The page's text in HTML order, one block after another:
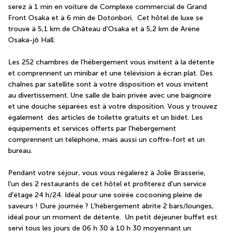
serez à 1 min en voiture de Complexe commercial de Grand
Front Osaka et à 6 min de Dotonbori.  Cet hôtel de luxe se
trouve à 5,1 km de Château d'Osaka et à 5,2 km de Arène
Osaka-jō Hall.
Les 252 chambres de l'hébergement vous invitent à la détente
et comprennent un minibar et une télévision à écran plat. Des
chaînes par satellite sont à votre disposition et vous invitent
au divertissement. Une salle de bain privée avec une baignoire
et une douche séparées est à votre disposition. Vous y trouvez
également  des articles de toilette gratuits et un bidet. Les
équipements et services offerts par l'hébergement
comprennent un téléphone, mais aussi un coffre-fort et un
bureau.
Pendant votre séjour, vous vous régalerez à Jolie Brasserie,
l'un des 2 restaurants de cet hôtel et profiterez d'un service
d'étage 24 h/24. Idéal pour une soirée cocooning pleine de
saveurs ! Dure journée ? L'hébergement abrite 2 bars/lounges,
idéal pour un moment de détente.  Un petit déjeuner buffet est
servi tous les jours de 06 h 30 à 10 h 30 moyennant un